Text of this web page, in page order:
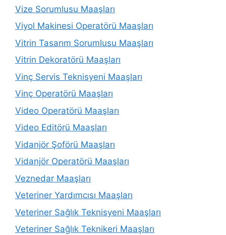
Vize Sorumlusu Maaşları
Viyol Makinesi Operatörü Maaşları
Vitrin Tasarım Sorumlusu Maaşları
Vitrin Dekoratörü Maaşları
Vinç Servis Teknisyeni Maaşları
Vinç Operatörü Maaşları
Video Operatörü Maaşları
Video Editörü Maaşları
Vidanjör Şoförü Maaşları
Vidanjör Operatörü Maaşları
Veznedar Maaşları
Veteriner Yardımcısı Maaşları
Veteriner Sağlık Teknisyeni Maaşları
Veteriner Sağlık Teknikeri Maaşları